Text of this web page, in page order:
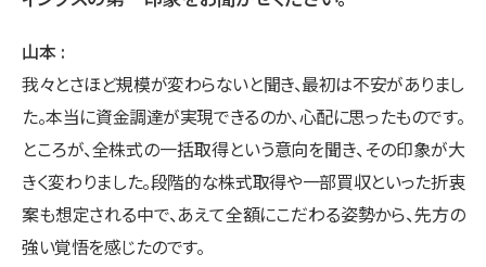
山本
我々とさほど規模が変わらないと聞き、最初は不安がありまし
た。本当に資金調達が実現できるのか、心配に思ったものです。
ところが、全株式の一括取得という意向を聞き、その印象が大
きく変わりました。段階的な株式取得や一部買収といった折衷
案も想定される中で、あえて全額にこだわる姿勢から、先方の
強い覚悟を感じたのです。